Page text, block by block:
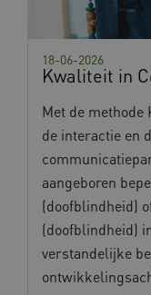
Kwaliteit in
18-06-2026
Met de methode
de interactie en
aangeboren
(doofblindheid)
(doofblindheid)
verstandelijke